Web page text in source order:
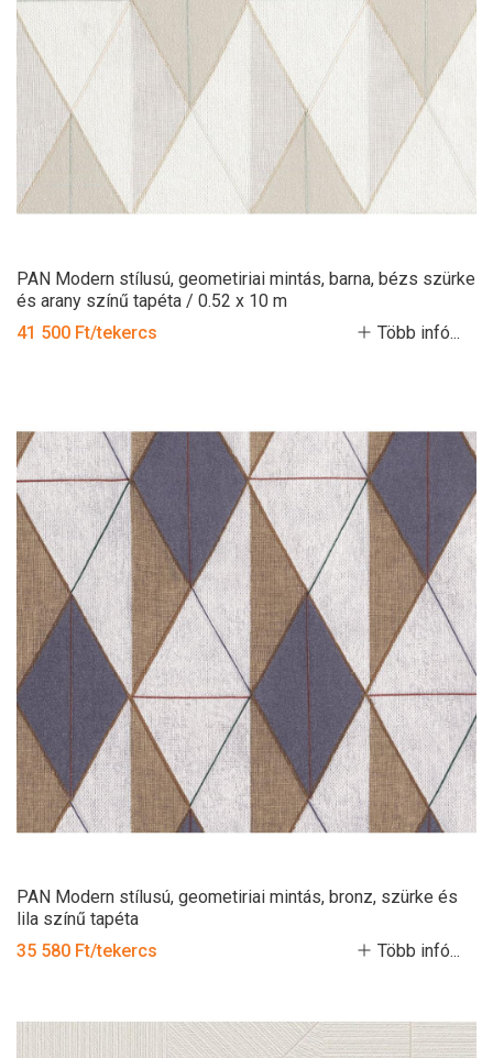
PAN Modern stílusú, geometiriai mintás, barna, bézs szürke
és arany színű tapéta / 0.52 x 10 m
41 500 Ft/tekercs
Több infó...
PAN Modern stílusú, geometiriai mintás, bronz, szürke és
lila színű tapéta
35 580 Ft/tekercs
Több infó...